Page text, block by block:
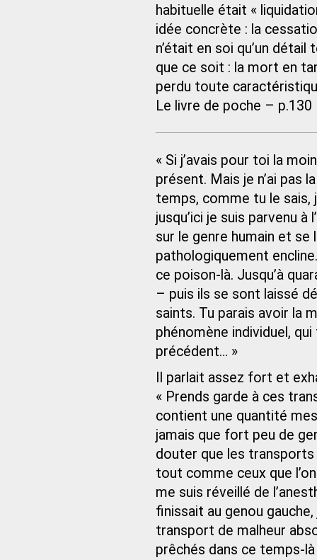
habituelle était «
idée concrète : la
n’était en soi qu’un
que ce soit : la mort en
perdu toute
Le livre de poche – p.130
« Si j’avais pour toi la
présent. Mais je n’ai pas
temps, comme tu le sais,
jusqu’ici je suis parvenu
sur le genre humain et
pathologiquement
ce poison-là. Jusqu’à
– puis ils se sont laissé
saints. Tu parais avoir la
phénomène individuel,
précédent… »
Il parlait assez fort et
« Prends garde à ces
contient une quantité
jamais que fort peu de
douter que les transports
tout comme ceux que
me suis réveillé de
finissait au genou
transport de malheur
prêchés dans ce temps-